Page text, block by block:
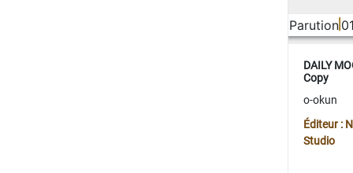
Parution
DAILY
Copy
o-okun
Éditeur :
Studio